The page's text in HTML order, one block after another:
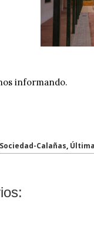
informando.
Sociedad-Calañas,